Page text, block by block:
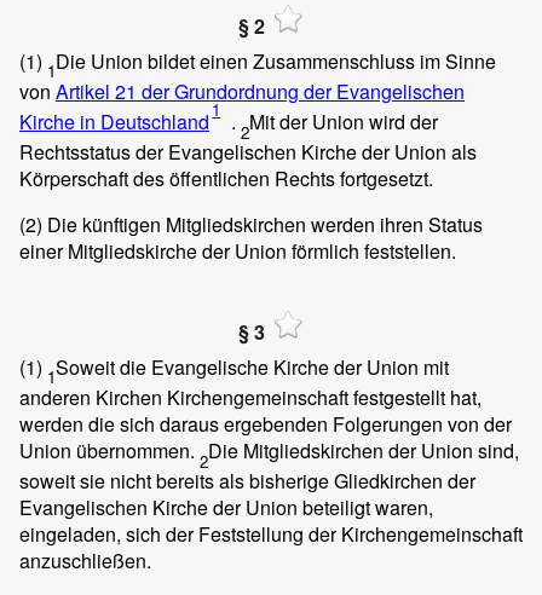
§ 2
(1) 1Die Union bildet einen Zusammenschluss im Sinne
von Artikel 21 der Grundordnung der Evangelischen
Kirche in Deutschland1 . 2Mit der Union wird der
Rechtsstatus der Evangelischen Kirche der Union als
Körperschaft des öffentlichen Rechts fortgesetzt.
(2) Die künftigen Mitgliedskirchen werden ihren Status
einer Mitgliedskirche der Union förmlich feststellen.
§ 3
(1) 1Soweit die Evangelische Kirche der Union mit
anderen Kirchen Kirchengemeinschaft festgestellt hat,
werden die sich daraus ergebenden Folgerungen von der
Union übernommen. 2Die Mitgliedskirchen der Union sind,
soweit sie nicht bereits als bisherige Gliedkirchen der
Evangelischen Kirche der Union beteiligt waren,
eingeladen, sich der Feststellung der Kirchengemeinschaft
anzuschließen.